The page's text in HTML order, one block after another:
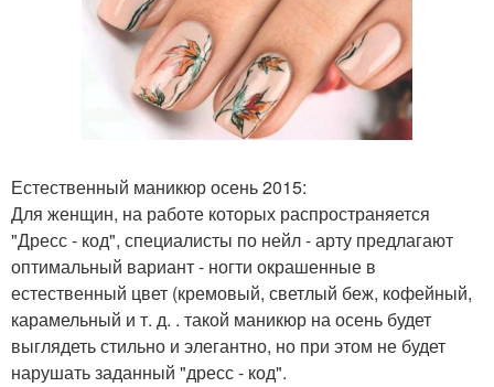
Естественный маникюр осень 2015:
Для женщин, на работе которых распространяется
"Дресс - код", специалисты по нейл - арту предлагают
оптимальный вариант - ногти окрашенные в
естественный цвет (кремовый, светлый беж, кофейный,
карамельный и т. д. . такой маникюр на осень будет
выглядеть стильно и элегантно, но при этом не будет
нарушать заданный "дресс - код".